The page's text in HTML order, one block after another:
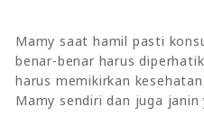
Mamy saat hamil pasti
benar-benar harus
harus memikirkan
Mamy sendiri dan juga janin